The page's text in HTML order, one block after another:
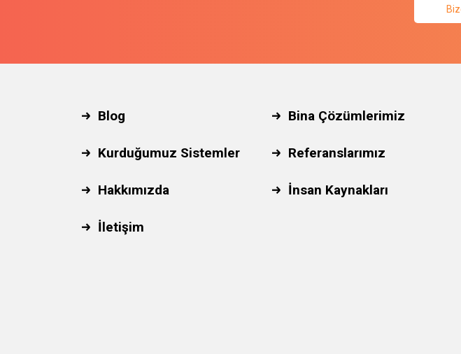
Blog Bina Çözümlerimiz
Kurduğumuz Sistemler Referanslarımız
Hakkımızda İnsan Kaynakları
İletişim